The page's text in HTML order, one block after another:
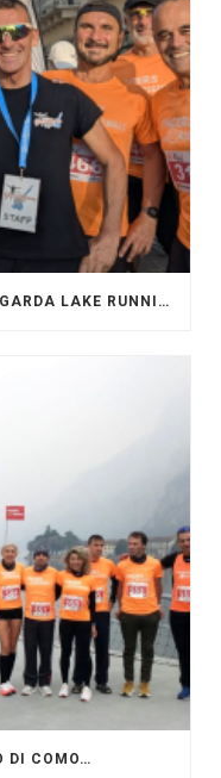
GRANDE FESTA DEI PACERS AL “GARDA LAKE RUNNING FESTIVAL”
DI COMO…